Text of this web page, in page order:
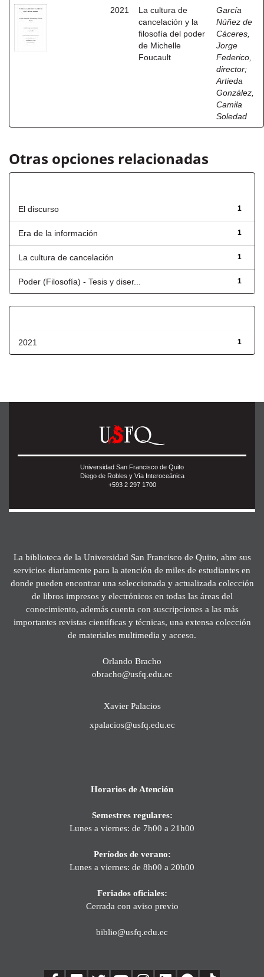
2021
La cultura de
cancelación y la
filosofía del poder
de Michelle
Foucault
García
Núñez de
Cáceres,
Jorge
Federico,
director;
Artieda
González,
Camila
Soledad
Otras opciones relacionadas
1
El discurso
1
Era de la información
1
La cultura de cancelación
1
Poder (Filosofía) - Tesis y diser...
1
2021
Universidad San Francisco de Quito
Diego de Robles y Vía Interoceánica
+593 2 297 1700
La biblioteca de la Universidad San Francisco de Quito, abre sus
servicios diariamente para la atención de miles de estudiantes en
donde pueden encontrar una seleccionada y actualizada colección
de libros impresos y electrónicos en todas las áreas del
conocimiento, además cuenta con suscripciones a las más
importantes revistas científicas y técnicas, una extensa colección
de materiales multimedia y acceso.
Orlando Bracho
obracho@usfq.edu.ec
Xavier Palacios
xpalacios@usfq.edu.ec
Horarios de Atención
Semestres regulares:
Lunes a viernes: de 7h00 a 21h00
Períodos de verano:
Lunes a viernes: de 8h00 a 20h00
Feriados oficiales:
Cerrada con aviso previo
biblio@usfq.edu.ec